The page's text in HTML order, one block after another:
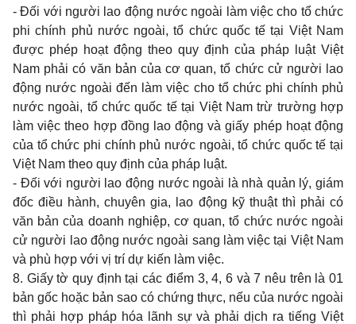
-Đối với người lao động nước ngoài làm việccho tổ chức
phichính phủ nước ngoài, tổ chức quốc tế tại Việt Nam
được phép hoạt động theo quy định của pháp luật Việt
Nam phải có văn bản của cơquan,tổ chức cử người lao
động nước ngoài đến làm việc cho tổ chức phi chính phủ
nước ngoài, tổ chức quốc tế tại Việt Namtrừ trường hợp
làm việctheo hợp đồng laođộng và giấy phép hoạt động
của tổ chức phi chính phủ nước ngoài, tổ chức quốc tế tại
Việt Nam theo quy định của pháp luật.
- Đối với người lao động nước ngoài là nhà quản lý, giám
đốc điều hành, chuyêngia, lao động kỹ thuật thì phải có
văn bản của doanh nghiệp, cơquan,tổ chức nước ngoài
cử người lao động nước ngoài sang làm việc tại Việt Nam
và phù hợp với vị trí dự kiến làm việc.
8. Giấy tờquy định tại các điểm 3, 4, 6 và7 nêu trên là 01
bản gốc hoặc bản sao có chứng thực, nếu của nước ngoài
thì phải hợp pháp hóa lãnh sự và phải dịch ratiếng Việt